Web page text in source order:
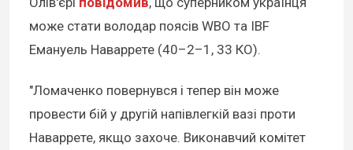
може стати володар поясів WBO та IBF
Емануель Наваррете (40–2–1, 33 КО).
"Ломаченко повернувся і тепер він може
провести бій у другій напівлегкій вазі проти
Наваррете, якщо захоче. Виконавчий комітет